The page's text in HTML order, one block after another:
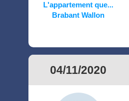
L'appartement que...
Brabant Wallon
04/11/2020